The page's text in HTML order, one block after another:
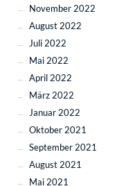
November 2022
August 2022
Juli 2022
Mai 2022
April 2022
März 2022
Januar 2022
Oktober 2021
September 2021
August 2021
Mai 2021